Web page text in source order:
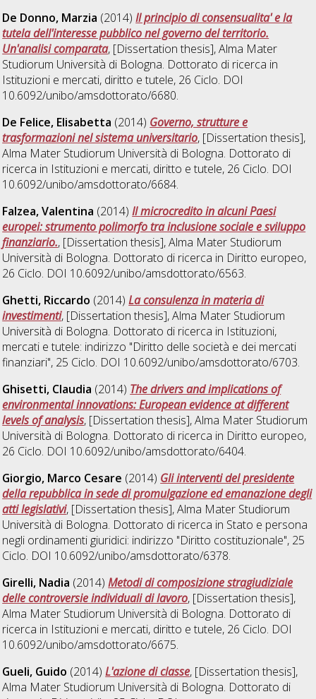
De Donno, Marzia (2014)Il principio di consensualita' e la
tutela dell'interesse pubblico nel governo del territorio.
Un'analisi comparata, [Dissertation thesis], Alma Mater
Studiorum Università di Bologna. Dottorato di ricerca in
Istituzioni e mercati, diritto e tutele, 26 Ciclo. DOI
10.6092/unibo/amsdottorato/6680.
De Felice, Elisabetta (2014) Governo, strutture e
trasformazioni nel sistema universitario, [Dissertation thesis],
Alma Mater Studiorum Università di Bologna. Dottorato di
ricerca in Istituzioni e mercati, diritto e tutele, 26 Ciclo. DOI
10.6092/unibo/amsdottorato/6684.
Falzea, Valentina (2014)Il microcredito in alcuni Paesi
europei: strumento polimorfo tra inclusione sociale e sviluppo
finanziario., [Dissertation thesis], Alma Mater Studiorum
Università di Bologna. Dottorato di ricerca in Diritto europeo,
26 Ciclo. DOI 10.6092/unibo/amsdottorato/6563.
Ghetti, Riccardo (2014)La consulenza in materia di
investimenti, [Dissertation thesis], Alma Mater Studiorum
Università di Bologna. Dottorato di ricerca in Istituzioni,
mercati e tutele: indirizzo "Diritto delle società e dei mercati
finanziari", 25 Ciclo. DOI 10.6092/unibo/amsdottorato/6703.
Ghisetti, Claudia (2014) The drivers and implications of
environmental innovations: European evidence at different
levels of analysis, [Dissertation thesis], Alma Mater Studiorum
Università di Bologna. Dottorato di ricerca in Diritto europeo,
26 Ciclo. DOI 10.6092/unibo/amsdottorato/6404.
Giorgio, Marco Cesare (2014) Gli interventi del presidente
della repubblica in sede di promulgazione ed emanazione degli
atti legislativi, [Dissertation thesis], Alma Mater Studiorum
Università di Bologna. Dottorato di ricerca in Stato e persona
negli ordinamenti giuridici: indirizzo "Diritto costituzionale", 25
Ciclo. DOI 10.6092/unibo/amsdottorato/6378.
Girelli, Nadia (2014)Metodi di composizione stragiudiziale
delle controversie individuali di lavoro, [Dissertation thesis],
Alma Mater Studiorum Università di Bologna. Dottorato di
ricerca in Istituzioni e mercati, diritto e tutele, 26 Ciclo. DOI
10.6092/unibo/amsdottorato/6675.
Gueli, Guido (2014)L'azione di classe, [Dissertation thesis],
Alma Mater Studiorum Università di Bologna. Dottorato di